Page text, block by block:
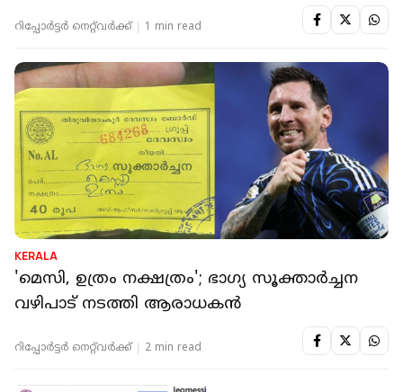
റിപ്പോർട്ടർ നെറ്റ്‌വര്‍ക്ക്‌ 1 min read
KERALA
'മെസി, ഉത്രം നക്ഷത്രം'; ഭാഗ്യ സൂക്താര്‍ച്ചന
വഴിപാട് നടത്തി ആരാധകൻ
റിപ്പോർട്ടർ നെറ്റ്‌വര്‍ക്ക്‌ 2 min read